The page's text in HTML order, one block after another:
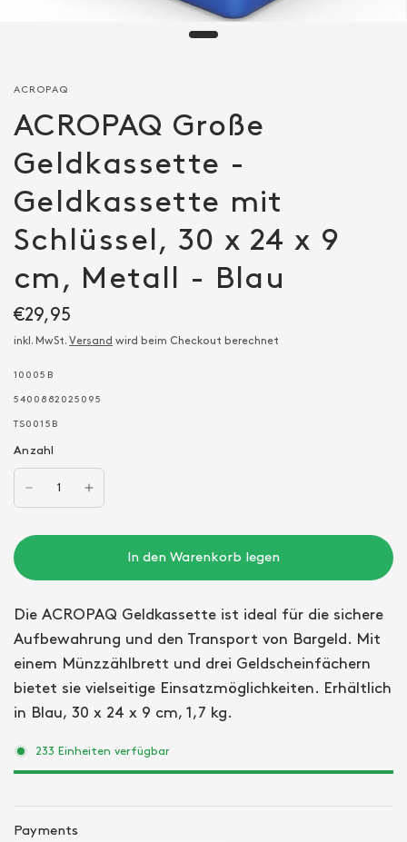
ACROPAQ
ACROPAQ Große
Geldkassette -
Geldkassette mit
Schlüssel, 30 x 24 x 9
cm, Metall - Blau
€29,95
inkl. MwSt. Versand wird beim Checkout berechnet
10005B
5400882025095
TS0015B
Anzahl
In den Warenkorb legen
Die ACROPAQ Geldkassette ist ideal für die sichere
Aufbewahrung und den Transport von Bargeld. Mit
einem Münzzählbrett und drei Geldscheinfächern
bietet sie vielseitige Einsatzmöglichkeiten. Erhältlich
in Blau, 30 x 24 x 9 cm, 1,7 kg.
233 Einheiten verfügbar
Payments